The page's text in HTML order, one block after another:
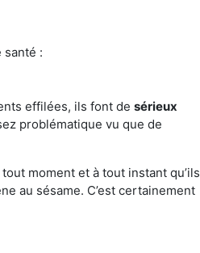
santé :
effilées, ils font de sérieux
problématique vu que de
moment et à tout instant qu’ils
au sésame. C’est certainement